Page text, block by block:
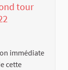
tour
immédiate
cette